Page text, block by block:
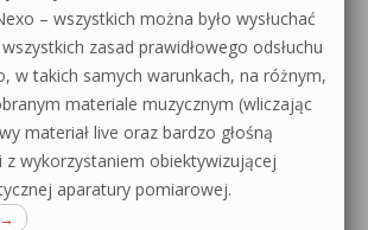
internetowego
– wszystkich można było wysłuchać
zasad prawidłowego odsłuchu
w takich samych warunkach, na różnym,
materiale muzycznym (wliczając
materiał live oraz bardzo głośną
z wykorzystaniem obiektywizującej
aparatury pomiarowej.
→